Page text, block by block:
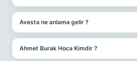
Avesta ne anlama gelir ?
Ahmet Burak Hoca Kimdir ?